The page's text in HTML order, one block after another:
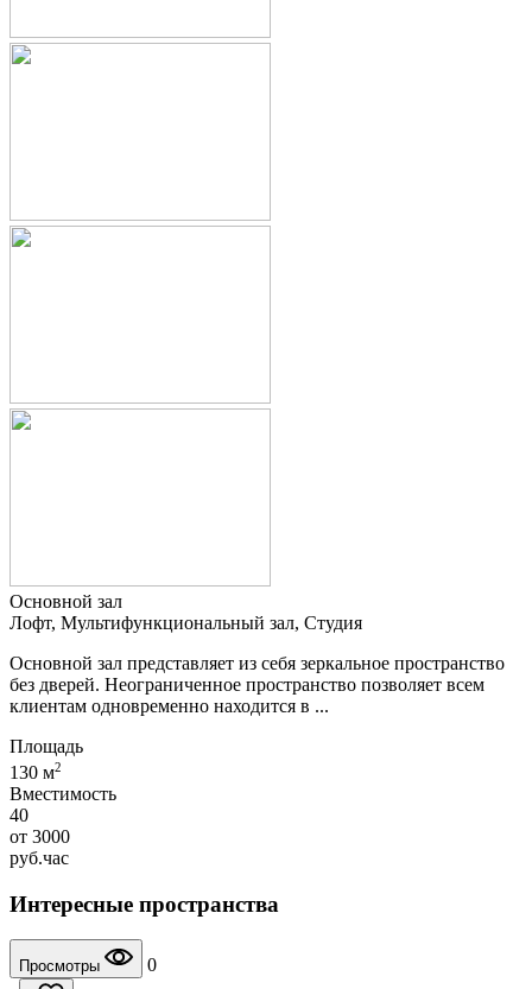
Основной зал
Лофт, Мультифункциональный зал, Студия
Основной зал представляет из себя зеркальное пространство
без дверей. Неограниченное пространство позволяет всем
клиентам одновременно находится в ...
Площадь
130 м2
Вместимость
40
от 3000
руб.час
Интересные пространства
Просмотры
0